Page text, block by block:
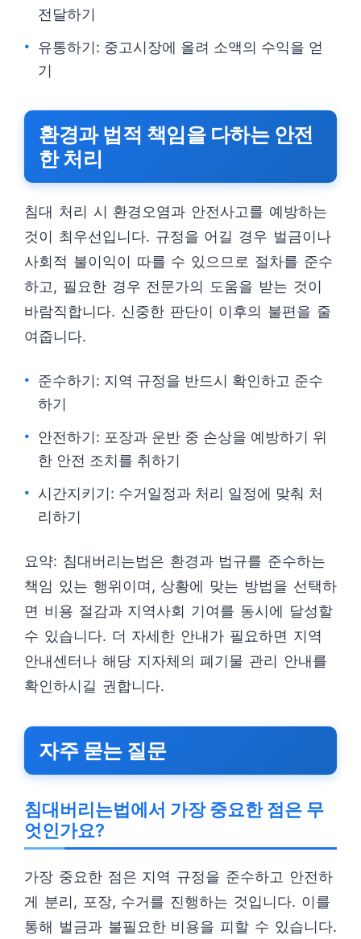
전달하기
유통하기: 중고시장에 올려 소액의 수익을 얻
기
환경과 법적 책임을 다하는 안전
한 처리
침대 처리 시 환경오염과 안전사고를 예방하는
것이 최우선입니다. 규정을 어길 경우 벌금이나
사회적 불이익이 따를 수 있으므로 절차를 준수
하고, 필요한 경우 전문가의 도움을 받는 것이
바람직합니다. 신중한 판단이 이후의 불편을 줄
여줍니다.
준수하기: 지역 규정을 반드시 확인하고 준수
하기
안전하기: 포장과 운반 중 손상을 예방하기 위
한 안전 조치를 취하기
시간지키기: 수거일정과 처리 일정에 맞춰 처
리하기
요약: 침대버리는법은 환경과 법규를 준수하는
책임 있는 행위이며, 상황에 맞는 방법을 선택하
면 비용 절감과 지역사회 기여를 동시에 달성할
수 있습니다. 더 자세한 안내가 필요하면 지역
안내센터나 해당 지자체의 폐기물 관리 안내를
확인하시길 권합니다.
자주 묻는 질문
침대버리는법에서 가장 중요한 점은 무
엇인가요?
가장 중요한 점은 지역 규정을 준수하고 안전하
게 분리, 포장, 수거를 진행하는 것입니다. 이를
통해 벌금과 불필요한 비용을 피할 수 있습니다.